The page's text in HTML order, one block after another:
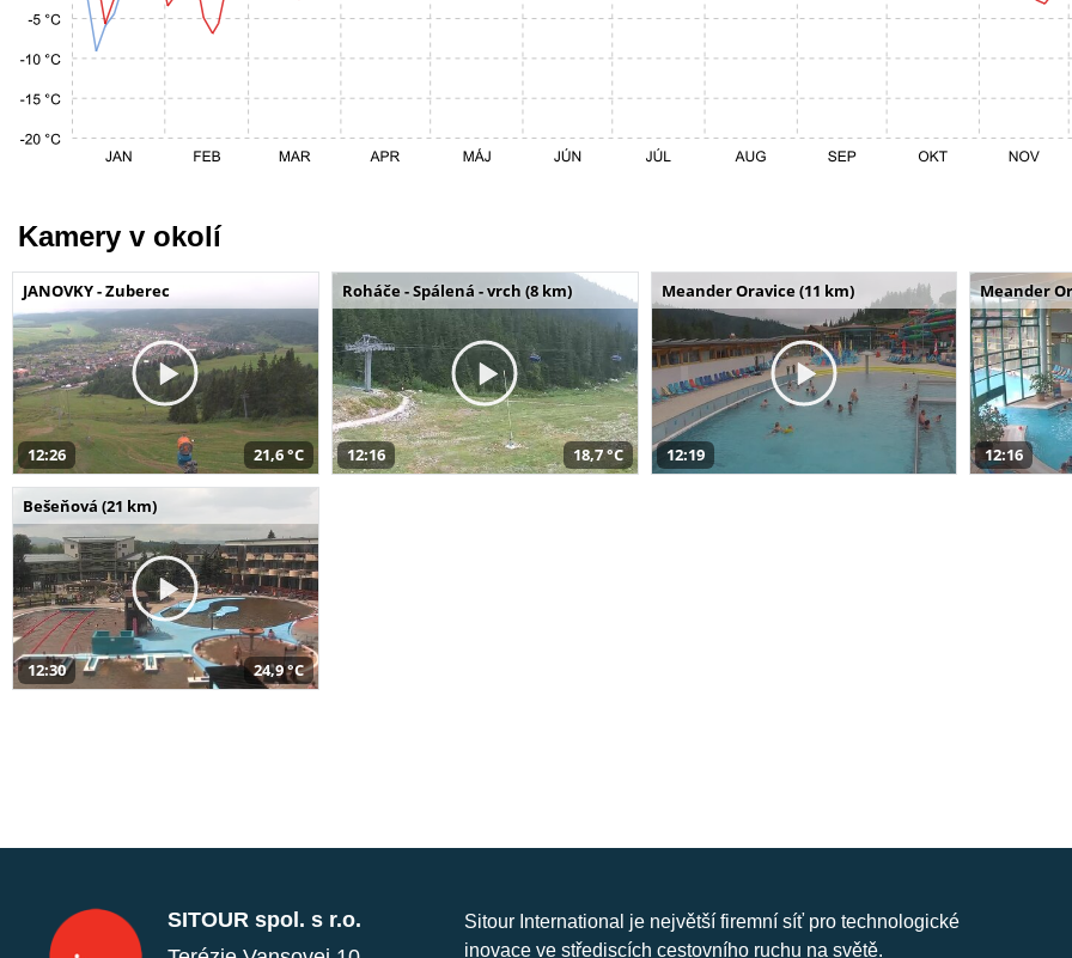
Kamery v okolí
JANOVKY - Zuberec
12:26 21,6 °C
Roháče - Spálená - vrch (8 km)
12:16 18,7 °C
Meander Oravice (11 km)
12:19
Meander
12:16
Bešeňová (21 km)
12:30 24,9 °C
SITOUR spol. s r.o.
Sitour International je největší firemní síť pro technologické
inovace ve střediscích cestovního ruchu na světě.